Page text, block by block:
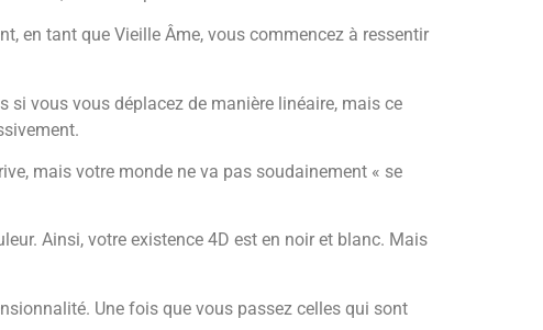
en tant que Vieille Âme, vous commencez à ressentir
vous vous déplacez de manière linéaire, mais ce
mais votre monde ne va pas soudainement « se
Ainsi, votre existence 4D est en noir et blanc. Mais
Une fois que vous passez celles qui sont